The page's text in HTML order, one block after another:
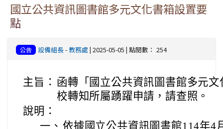
國立公共資訊圖書館多元文化書箱設置要
點
公告 設備組長-教務處 | 2025-05-05 | 點閱數： 254
主旨： 函轉「國立公共資訊圖書館多元
校轉知所屬踴躍申請，請查照。
說明：
一、 依據國立公共資訊圖書館114年4